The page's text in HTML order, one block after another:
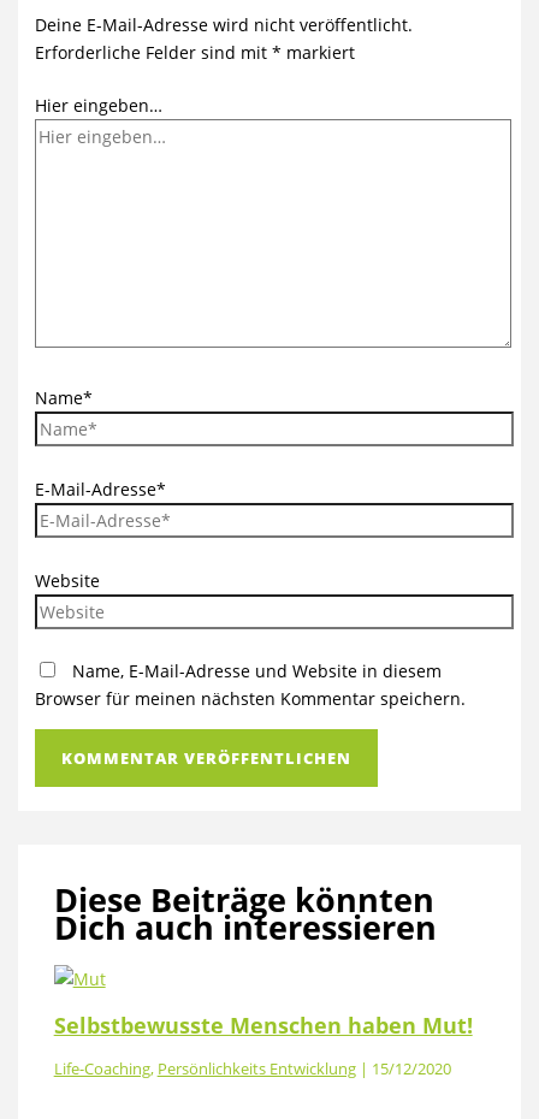
Deine E-Mail-Adresse wird nicht veröffentlicht.
Erforderliche Felder sind mit* markiert
Hier eingeben…
Name*
E-Mail-Adresse*
Website
Name, E-Mail-Adresse und Website in diesem
Browser für meinen nächsten Kommentar speichern.
Diese Beiträge könnten
Dich auch interessieren
Selbstbewusste Menschen haben Mut!
Life-Coaching, Persönlichkeits Entwicklung| 15/12/2020